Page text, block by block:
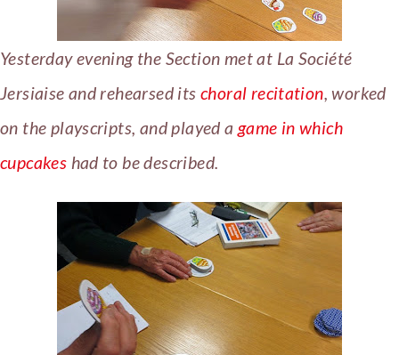
Yesterday evening the Section met at La Société
Jersiaise and rehearsed its choral recitation , worked
on the playscripts, and played a game in which
cupcakes had to be described.